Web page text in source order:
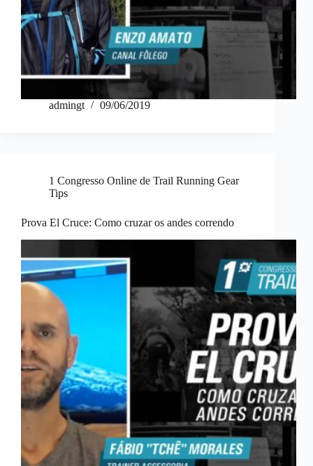
admingt 09/06/2019
1 Congresso Online de Trail Running Gear
Tips
Prova El Cruce: Como cruzar os andes correndo